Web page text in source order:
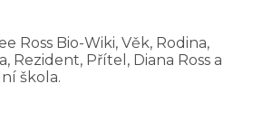
Ross Bio-Wiki, Věk, Rodina,
Rezident, Přítel, Diana Ross a
škola.